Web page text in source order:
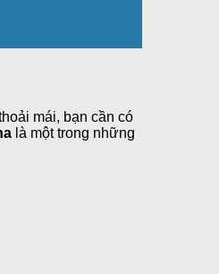
mái, bạn cần có
là một trong những